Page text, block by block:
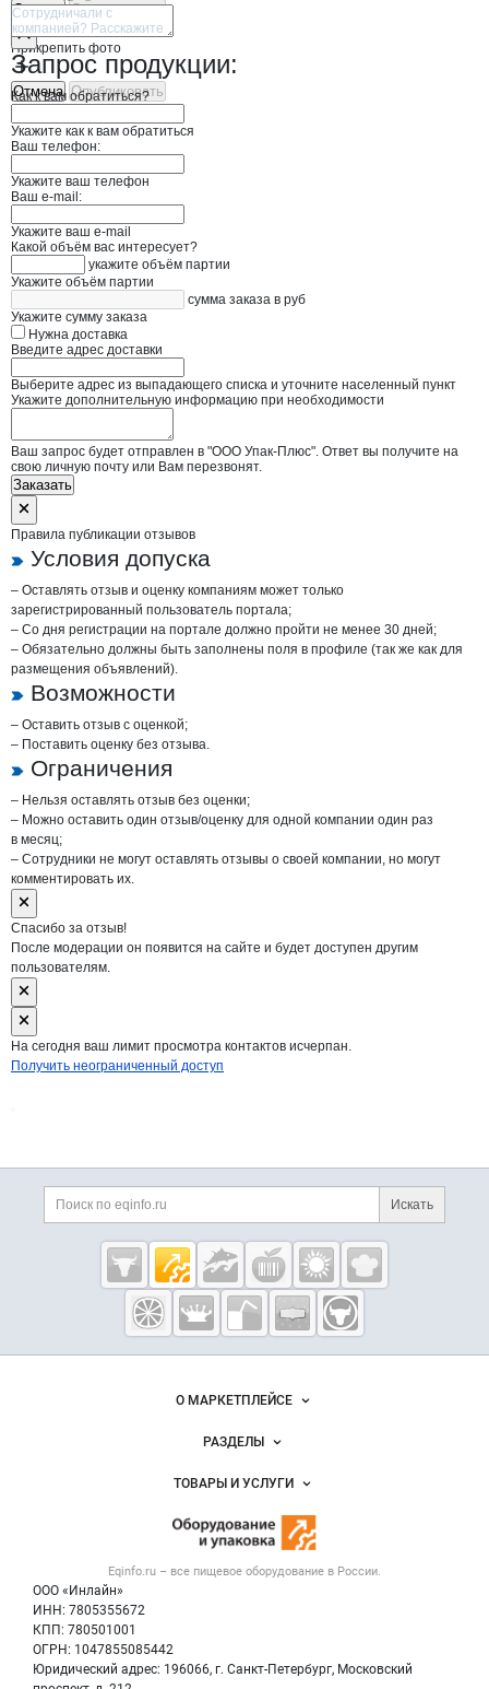
Прикрепить фото
Отмена Опубликовать
Отмена Опубликовать
Запрос продукции:
Как к вам обратиться?
Укажите как к вам обратиться
Ваш телефон:
Укажите ваш телефон
Ваш e-mail:
Укажите ваш e-mail
Какой объём вас интересует?
укажите объём партии
Укажите объём партии
сумма заказа в руб
Укажите сумму заказа
Нужна доставка
Введите адрес доставки
Выберите адрес из выпадающего списка и уточните населенный пункт
Укажите дополнительную информацию при необходимости
Ваш запрос будет отправлен в "ООО Упак-Плюс". Ответ вы получите на
свою личную почту или Вам перезвонят.
Заказать
Правила публикации отзывов
Условия допуска
– Оставлять отзыв и оценку компаниям может только
зарегистрированный пользователь портала;
– Со дня регистрации на портале должно пройти не менее 30 дней;
– Обязательно должны быть заполнены поля в профиле (так же как для
размещения объявлений).
Возможности
– Оставить отзыв с оценкой;
– Поставить оценку без отзыва.
Ограничения
– Нельзя оставлять отзыв без оценки;
– Можно оставить один отзыв/оценку для одной компании один раз
в месяц;
– Сотрудники не могут оставлять отзывы о своей компании, но могут
комментировать их.
Спасибо за отзыв!
После модерации он появится на сайте и будет доступен другим
пользователям.
На сегодня ваш лимит просмотра контактов исчерпан.
Получить неограниченный доступ
Дополнительная информация
Поиск по сайту и
Искать
Cсылки на полезные проекты
Eqinfo.ru —
пищевое
оборудование
и упаковка
Важные разделы и контакты
Eqinfo.ru – все пищевое оборудование в России.
ООО «Инлайн»
ИНН: 7805355672
КПП: 780501001
ОГРН: 1047855085442
Юридический адрес: 196066, г. Санкт-Петербург, Московский
Навигация по сайтуО МАРКЕТПЛЕЙСЕ
Новости Eqinfo.ru
Размещение рекламы
Публичная оферта
Контактная информация
Политика обработки персональных данных
РАЗДЕЛЫ
Объявления
Вакансии
ТОВАРЫ И УСЛУГИ
Оборудование для пищепрома
Тара и упаковка
Б/у оборудование